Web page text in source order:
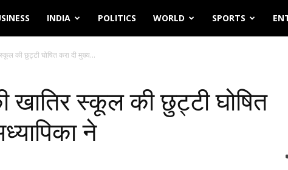
INDIA POLITICS WORLD SPORTS
की छुट्टी घोषित करा दी मुख्य...
खातिर स्कूल की छुट्टी घोषित
ने